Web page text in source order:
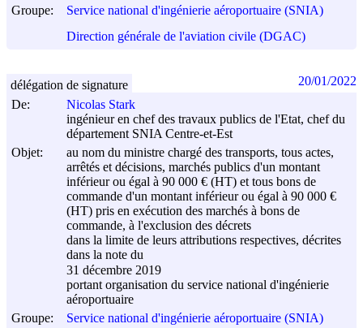
Groupe:
Service national d'ingénierie aéroportuaire (SNIA)
Direction générale de l'aviation civile (DGAC)
De:
Nicolas Stark
ingénieur en chef des travaux publics de l'Etat, chef du
département SNIA Centre-et-Est
Objet:
au nom du ministre chargé des transports, tous actes,
arrêtés et décisions, marchés publics d'un montant
inférieur ou égal à 90 000 € (HT) et tous bons de
commande d'un montant inférieur ou égal à 90 000 €
(HT) pris en exécution des marchés à bons de
commande, à l'exclusion des décrets
dans la limite de leurs attributions respectives, décrites
dans la note du
31 décembre 2019
portant organisation du service national d'ingénierie
aéroportuaire
Groupe:
Service national d'ingénierie aéroportuaire (SNIA)
délégation de signature 20/01/2022